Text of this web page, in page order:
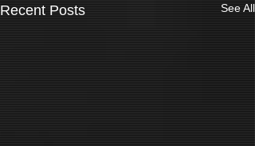
Recent Posts See All